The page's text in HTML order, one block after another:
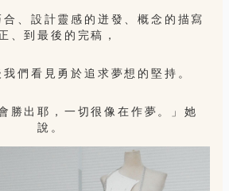
、設計靈感的迸發、概念的描寫
、到最後的完稿，
們看見勇於追求夢想的堅持。
勝出耶，一切很像在作夢。」她
說。